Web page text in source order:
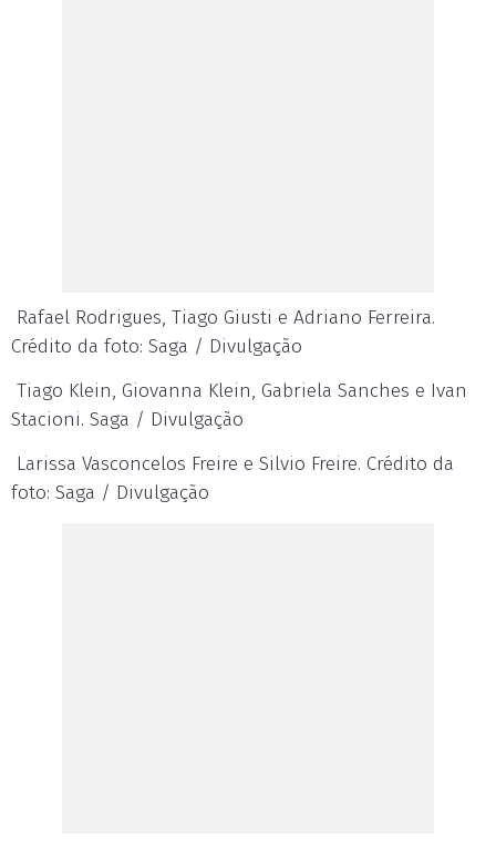
Rafael Rodrigues, Tiago Giusti e Adriano Ferreira.
Crédito da foto: Saga / Divulgação
Tiago Klein, Giovanna Klein, Gabriela Sanches e Ivan
Stacioni. Saga / Divulgação
Larissa Vasconcelos Freire e Silvio Freire. Crédito da
foto: Saga / Divulgação